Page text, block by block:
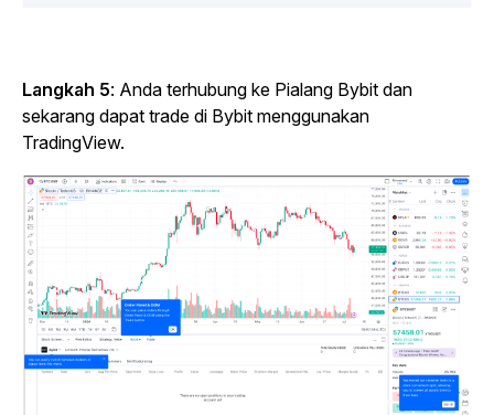
Langkah 5: Anda terhubung ke Pialang Bybit dan
sekarang dapat trade di Bybit menggunakan
TradingView.